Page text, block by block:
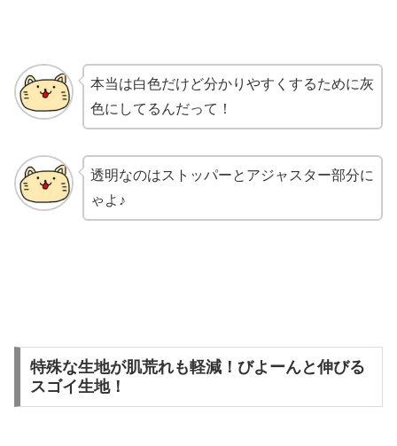
本当は白色だけど分かりやすくするために灰
色にしてるんだって！
透明なのはストッパーとアジャスター部分に
ゃよ♪
特殊な生地が肌荒れも軽減！びよーんと伸びる
スゴイ生地！